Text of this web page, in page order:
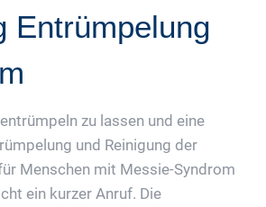
Entrümpelung
zu lassen und eine
und Reinigung der
Menschen mit Messie-Syndrom
ein kurzer Anruf. Die